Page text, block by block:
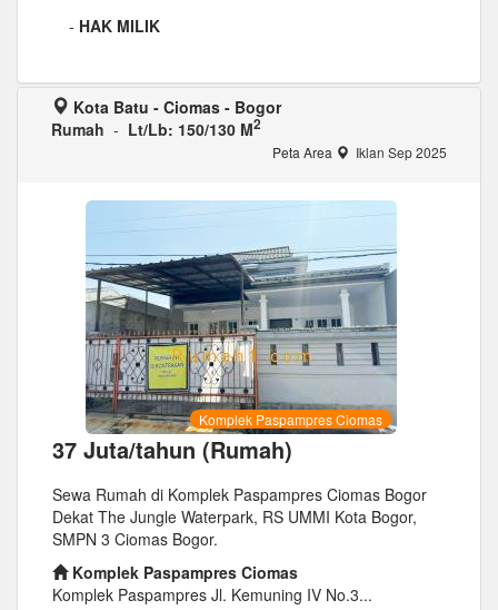
- HAK MILIK
Kota Batu - Ciomas - Bogor
Rumah - Lt/Lb: 150/130 M2
Peta Area Iklan Sep 2025
Komplek Paspampres Ciomas
37 Juta/tahun (Rumah)
Sewa Rumah di Komplek Paspampres Ciomas Bogor
Dekat The Jungle Waterpark, RS UMMI Kota Bogor,
SMPN 3 Ciomas Bogor.
Komplek Paspampres Ciomas
Komplek Paspampres Jl. Kemuning IV No.3...